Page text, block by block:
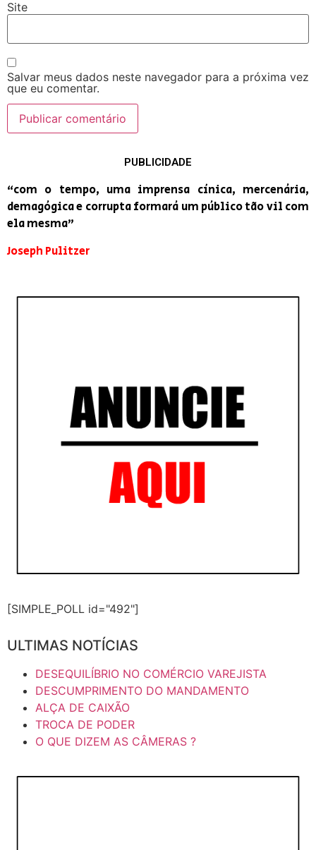
Site
Salvar meus dados neste navegador para a próxima vez
que eu comentar.
PUBLICIDADE
“com o tempo, uma imprensa cínica, mercenária,
demagógica e corrupta formará um público tão vil com
ela mesma”
Joseph Pulitzer
[SIMPLE_POLL id="492"]
ULTIMAS NOTÍCIAS
DESEQUILÍBRIO NO COMÉRCIO VAREJISTA
DESCUMPRIMENTO DO MANDAMENTO
ALÇA DE CAIXÃO
TROCA DE PODER
O QUE DIZEM AS CÂMERAS ?